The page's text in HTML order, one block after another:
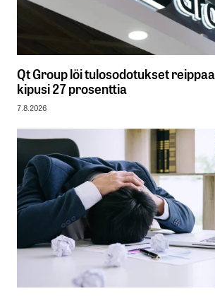
Qt Group löi tulosodotukset
kipusi 27 prosenttia
7.8.2026